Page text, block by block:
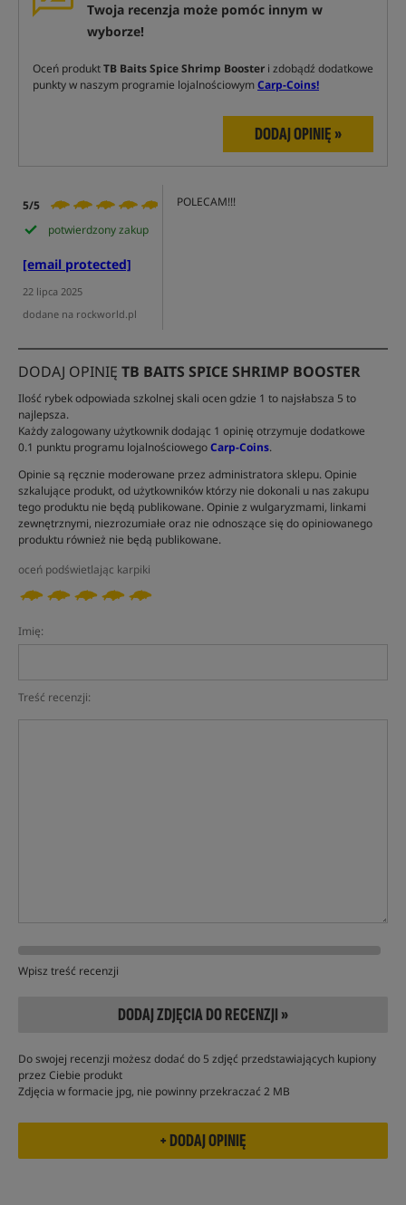
Twoja recenzja może pomóc innym w
wyborze!
Oceń produktTB Baits Spice Shrimp Booster i zdobądź dodatkowe
punkty w naszym programie lojalnościowymCarp-Coins!
DODAJ OPINIĘ »
5/5
potwierdzony zakup
[email protected]
22 lipca 2025
dodane na rockworld.pl
POLECAM!!!
DODAJ OPINIĘ TB BAITS SPICE SHRIMP BOOSTER
Ilość rybek odpowiada szkolnej skali ocen gdzie 1 to najsłabsza 5 to
najlepsza.
Każdy zalogowany użytkownik dodając 1 opinię otrzymuje dodatkowe
0.1 punktu programu lojalnościowegoCarp-Coins.
Opinie są ręcznie moderowane przez administratora sklepu. Opinie
szkalujące produkt, od użytkowników którzy nie dokonali u nas zakupu
tego produktu nie będą publikowane. Opinie z wulgaryzmami, linkami
zewnętrznymi, niezrozumiałe oraz nie odnoszące się do opiniowanego
produktu również nie będą publikowane.
oceń podświetlając karpiki
Imię:
Treść recenzji:
Wpisz treść recenzji
DODAJ ZDJĘCIA DO RECENZJI »
Do swojej recenzji możesz dodać do 5 zdjęć przedstawiających kupiony
przez Ciebie produkt
Zdjęcia w formacie jpg, nie powinny przekraczać 2 MB